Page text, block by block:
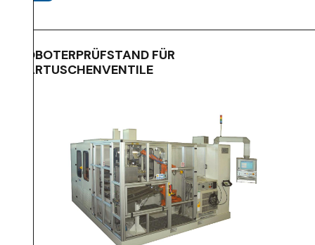
ROBOTERPRÜFSTAND FÜR
KARTUSCHENVENTILE